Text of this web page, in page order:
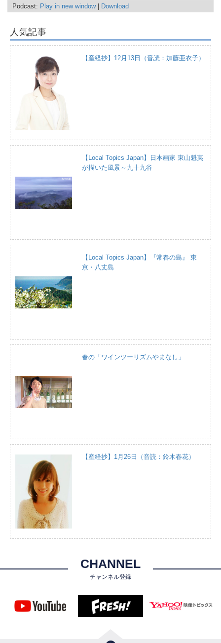
Podcast: Play in new window| Download
人気記事
【産経抄】12月13日（音読：加藤亜衣子）
【Local Topics Japan】日本画家 東山魁夷
が描いた風景～九十九谷
【Local Topics Japan】『常春の島』 東
京・八丈島
春の「ワインツーリズムやまなし」
【産経抄】1月26日（音読：鈴木春花）
CHANNEL
チャンネル登録